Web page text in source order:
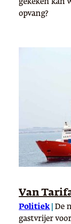
gekeken kan
opvang?
Van
Politiek
De
gastvrijer